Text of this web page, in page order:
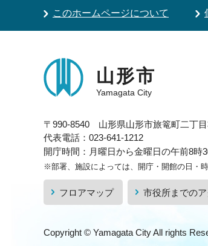
このホームページについて
山形市
Yamagata City
〒990-8540 山形県山形市旅篭町二丁
代表電話：023-641-1212
開庁時間：月曜日から金曜日の午前8時
※部署、施設によっては、開庁・開館の日・
フロアマップ 市役所までの
Copyright © Yamagata City All rights